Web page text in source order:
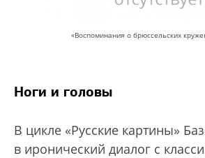
«Воспоминания о брюссельских
Ноги и головы
В цикле «Русские картины»
в иронический диалог с